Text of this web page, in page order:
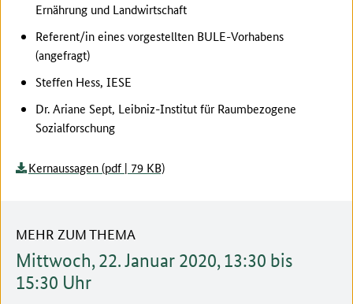
Ernährung und Landwirtschaft
Referent/in eines vorgestellten BULE-Vorhabens
(angefragt)
Steffen Hess, IESE
Dr. Ariane Sept, Leibniz-Institut für Raumbezogene
Sozialforschung
Kernaussagen (pdf | 79 KB)
MEHR ZUM THEMA
Mittwoch, 22. Januar 2020, 13:30 bis
15:30 Uhr